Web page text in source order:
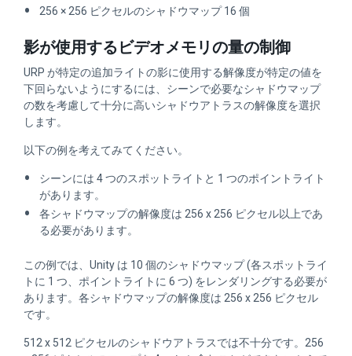
256 × 256 ピクセルのシャドウマップ 16 個
影が使用するビデオメモリの量の制御
URP が特定の追加ライトの影に使用する解像度が特定の値を
下回らないようにするには、シーンで必要なシャドウマップ
の数を考慮して十分に高いシャドウアトラスの解像度を選択
します。
以下の例を考えてみてください。
シーンには 4 つのスポットライトと 1 つのポイントライト
があります。
各シャドウマップの解像度は 256 x 256 ピクセル以上であ
る必要があります。
この例では、Unity は 10 個のシャドウマップ (各スポットライ
トに 1 つ、ポイントライトに 6 つ) をレンダリングする必要が
あります。各シャドウマップの解像度は 256 x 256 ピクセル
です。
512 x 512 ピクセルのシャドウアトラスでは不十分です。256